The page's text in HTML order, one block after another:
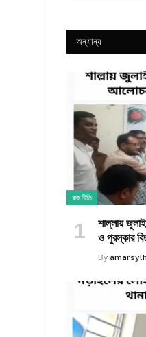
অন্যান্য
রাজনীতি
শাল্লায়
ও পুরস্কার
By